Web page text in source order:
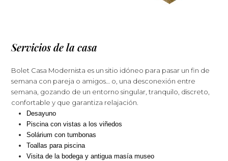
Servicios de la casa
Bolet Casa Modernista es un sitio idóneo para pasar un fin de
semana con pareja o amigos… o, una desconexión entre
semana, gozando de un entorno singular, tranquilo, discreto,
confortable y que garantiza relajación.
Desayuno
Piscina con vistas a los viñedos
Solárium con tumbonas
Toallas para piscina
Visita de la bodega y antigua masía museo